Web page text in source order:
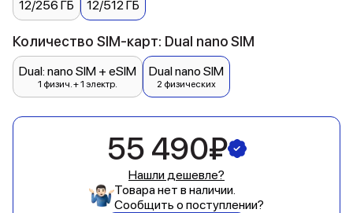
12/256 ГБ 12/512 ГБ
Количество SIM-карт: Dual nano SIM
Dual: nano SIM + eSIM
1 физич. + 1 электр.
Dual nano SIM
2 физических
55 490₽
Нашли дешевле?
Товара нет в наличии.
Сообщить о поступлении?